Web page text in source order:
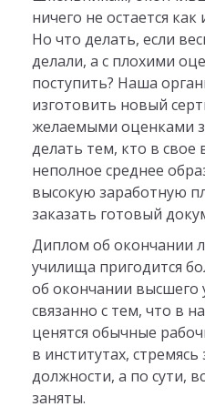
ничего не остается
Но что делать, если
делали, а с плохими
поступить? Наша
изготовить новый
желаемыми оценками
делать тем, кто в свое
неполное среднее
высокую заработную
заказать готовый
Диплом об окончании
училища пригодится
об окончании высшего
связанно с тем, что в
ценятся обычные
в институтах,
должности, а по сути,
заняты.